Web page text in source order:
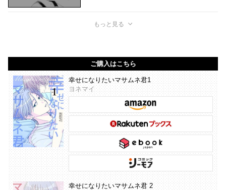
もっと見る
ご購入はこちら
幸せになりたいマサムネ君1
ヨネマイ
幸せになりたいマサムネ君 2